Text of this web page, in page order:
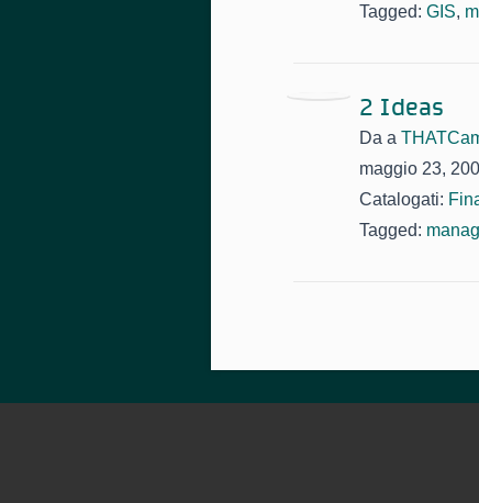
Tagged: GIS,
2 Ideas
Da a
maggio 23,
Catalogati:
Tagged: